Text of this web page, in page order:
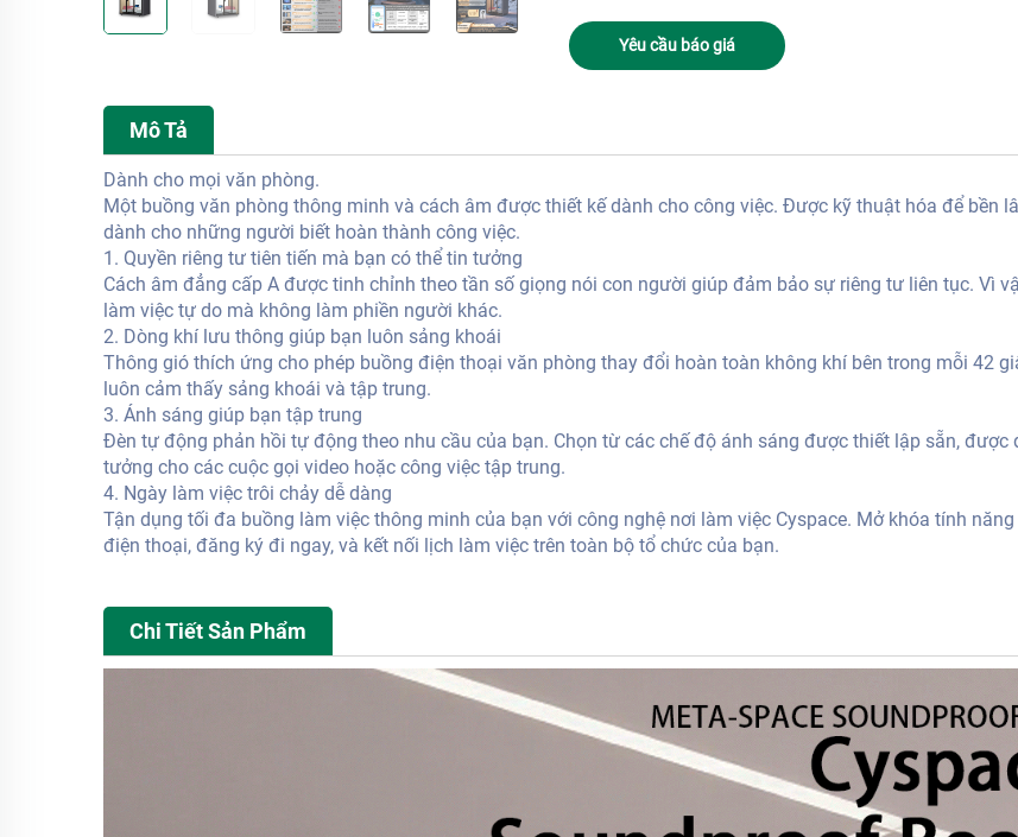
Yêu cầu báo giá
Mô Tả
Dành cho mọi văn phòng.
Một buồng văn phòng thông minh và cách âm được thiết kế dành cho công việc. Được kỹ thuật hóa để bền
dành cho những người biết hoàn thành công việc.
1. Quyền riêng tư tiên tiến mà bạn có thể tin tưởng
Cách âm đẳng cấp A được tinh chỉnh theo tần số giọng nói con người giúp đảm bảo sự riêng tư liên tục. Vì
làm việc tự do mà không làm phiền người khác.
2. Dòng khí lưu thông giúp bạn luôn sảng khoái
Thông gió thích ứng cho phép buồng điện thoại văn phòng thay đổi hoàn toàn không khí bên trong mỗi 42
luôn cảm thấy sảng khoái và tập trung.
3. Ánh sáng giúp bạn tập trung
Đèn tự động phản hồi tự động theo nhu cầu của bạn. Chọn từ các chế độ ánh sáng được thiết lập sẵn, được
tưởng cho các cuộc gọi video hoặc công việc tập trung.
4. Ngày làm việc trôi chảy dễ dàng
Tận dụng tối đa buồng làm việc thông minh của bạn với công nghệ nơi làm việc Cyspace. Mở khóa tính
điện thoại, đăng ký đi ngay, và kết nối lịch làm việc trên toàn bộ tổ chức của bạn.
Chi Tiết Sản Phẩm